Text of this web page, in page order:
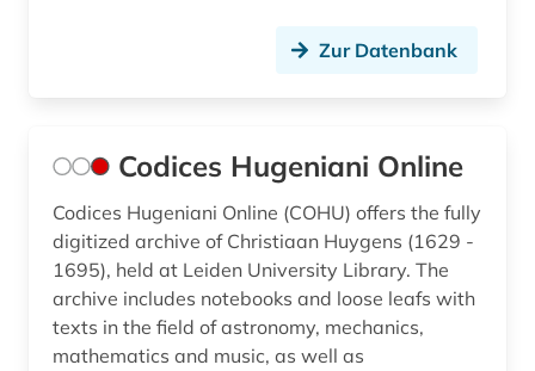
Zur Datenbank
Codices Hugeniani Online
Codices Hugeniani Online (COHU) offers the fully
digitized archive of Christiaan Huygens (1629 -
1695), held at Leiden University Library. The
archive includes notebooks and loose leafs with
texts in the field of astronomy, mechanics,
mathematics and music, as well as